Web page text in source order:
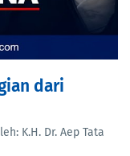
dari
K.H. Dr. Aep Tata